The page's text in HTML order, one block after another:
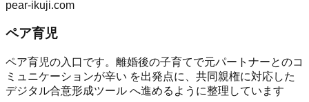
pear-ikuji.com
ペア育児
ペア育児の入口です。離婚後の子育てで元パートナーとのコ
ミュニケーションが辛い を出発点に、共同親権に対応した
デジタル合意形成ツール へ進めるように整理しています